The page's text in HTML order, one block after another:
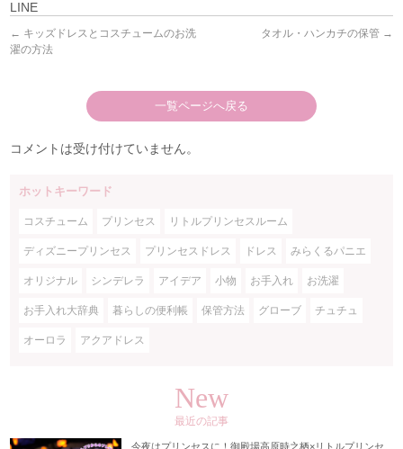
LINE
← キッズドレスとコスチュームのお洗
濯の方法
タオル・ハンカチの保管 →
一覧ページへ戻る
コメントは受け付けていません。
ホットキーワード
コスチューム プリンセス リトルプリンセスルーム
ディズニープリンセス プリンセスドレス ドレス みらくるパニエ
オリジナル シンデレラ アイデア 小物 お手入れ お洗濯
お手入れ大辞典 暮らしの便利帳 保管方法 グローブ チュチュ
オーロラ アクアドレス
New
最近の記事
今夜はプリンセスに！御殿場高原時之栖×リトルプリンセ